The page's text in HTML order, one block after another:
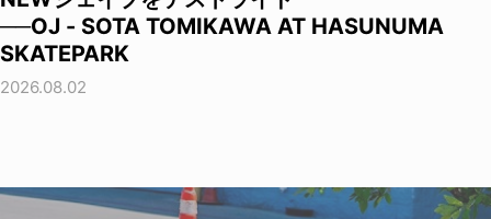
──OJ - SOTA TOMIKAWA AT HASUNUMA
SKATEPARK
2026.08.02